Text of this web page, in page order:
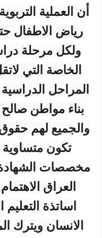
أن العملية
رياض الاطفال
ولكل مرحلة
الخاصة التي
المراحل
بناء مواطن
والجميع لهم
تكون متساوية
مخصصات الشهادة
العراق
اساتذة
الانسان ويترك